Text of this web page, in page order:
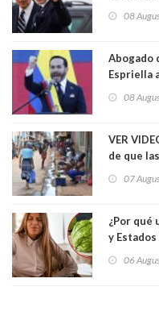
08
Abogado
Espriella
08
VER
de que
07
¿Por qué
y
06